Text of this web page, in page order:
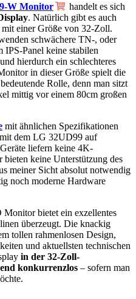
W Monitor
handelt es sich
. Natürlich gibt es auch
einer Größe von 32-Zoll.
schwächere TN-, oder
IPS-Panel keine stabilen
hierdurch ein schlechteres
in dieser Größe spielt die
Rolle, denn man sitzt
mittig vor einem 80cm großen
mit ähnlichen Spezifikationen
dem LG 32UD99 auf
liefern keine 4K-
keine Unterstützung des
meiner Sicht absolut notwendig
noch moderne Hardware
bietet ein exzellentes
überzeugt. Die knackig
tollen rahmenlosen Design,
und aktuellsten technischen
in der 32-Zoll-
konkurrenzlos – sofern man